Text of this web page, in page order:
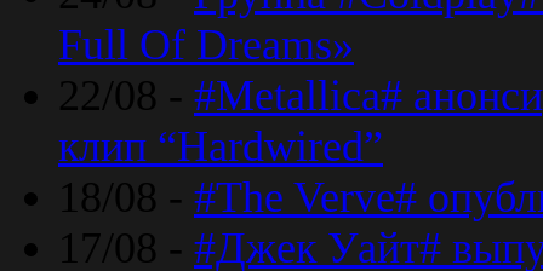
Full Of Dreams»
22/08 - #Metallica#
клип “Hardwired”
18/08 - #The Verve#
17/08 - #Джек Уайт#